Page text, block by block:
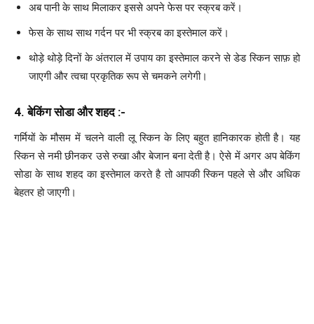
अब पानी के साथ मिलाकर इससे अपने फेस पर स्क्रब करें।
फेस के साथ साथ गर्दन पर भी स्क्रब का इस्तेमाल करें।
थोड़े थोड़े दिनों के अंतराल में उपाय का इस्तेमाल करने से डेड स्किन साफ़ हो
जाएगी और त्वचा प्रकृतिक रूप से चमकने लगेगी।
4. बेकिंग सोडा और शहद :-
गर्मियों के मौसम में चलने वाली लू स्किन के लिए बहुत हानिकारक होती है। यह
स्किन से नमी छीनकर उसे रुखा और बेजान बना देती है। ऐसे में अगर अप बेकिंग
सोडा के साथ शहद का इस्तेमाल करते है तो आपकी स्किन पहले से और अधिक
बेहतर हो जाएगी।